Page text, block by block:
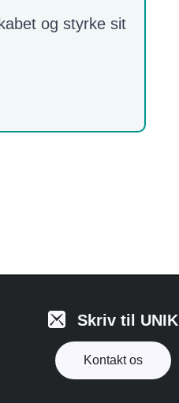
og styrke sit
Skriv til UNIK
Kontakt os